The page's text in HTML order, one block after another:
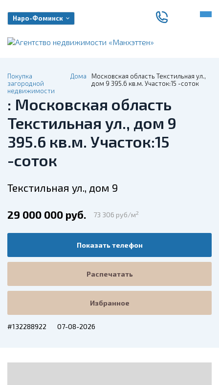
Наро-Фоминск
Покупка
загородной
недвижимости
Дома
Московская область Текстильная ул.,
дом 9 395.6 кв.м. Участок:15 -соток
: Московская область
Текстильная ул., дом 9
395.6 кв.м. Участок:15
-соток
Текстильная ул., дом 9
29 000 000 руб. 73 306 руб/м2
Показать телефон
Распечатать
Избранное
#132288922 07-08-2026